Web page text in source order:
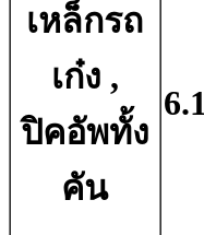
เหล็กรถ
เก๋ง ,
ปิคอัพทั้ง
คัน